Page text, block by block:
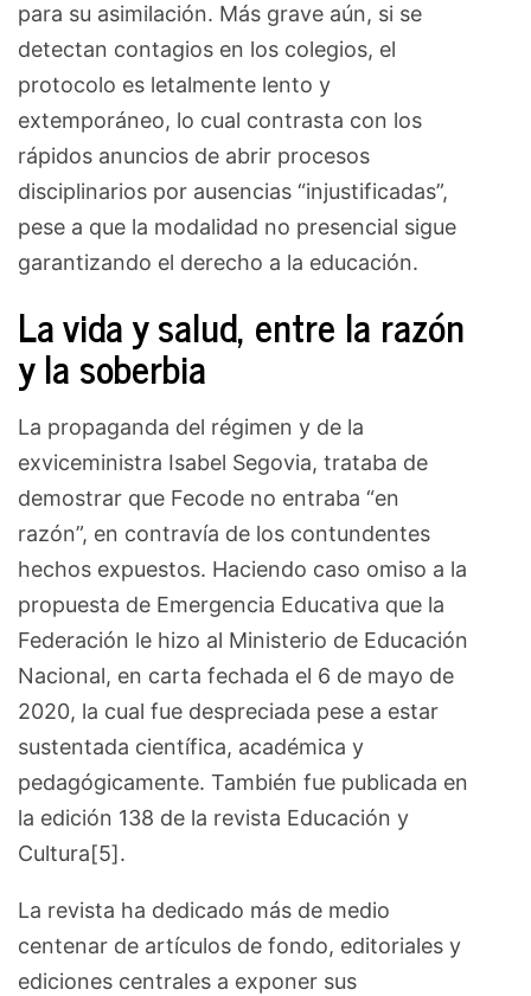
para su asimilación. Más grave aún, si se
detectan contagios en los colegios, el
protocolo es letalmente lento y
extemporáneo, lo cual contrasta con los
rápidos anuncios de abrir procesos
disciplinarios por ausencias “injustificadas”,
pese a que la modalidad no presencial sigue
garantizando el derecho a la educación.
La vida y salud, entre la razón
y la soberbia
La propaganda del régimen y de la
exviceministra Isabel Segovia, trataba de
demostrar que Fecode no entraba “en
razón”, en contravía de los contundentes
hechos expuestos. Haciendo caso omiso a la
propuesta de Emergencia Educativa que la
Federación le hizo al Ministerio de Educación
Nacional, en carta fechada el 6 de mayo de
2020, la cual fue despreciada pese a estar
sustentada científica, académica y
pedagógicamente. También fue publicada en
la edición 138 de la revista Educación y
Cultura[5].
La revista ha dedicado más de medio
centenar de artículos de fondo, editoriales y
ediciones centrales a exponer sus